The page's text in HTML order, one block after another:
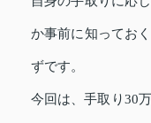
か事前に知ってお
ずです。
今回は、手取り30